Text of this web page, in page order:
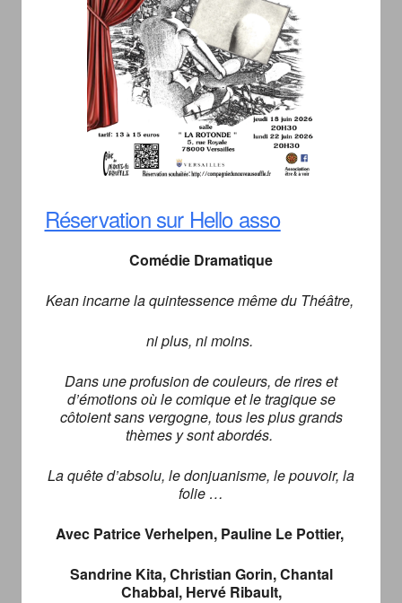
Réservation sur Hello asso
Comédie Dramatique
Kean incarne la quintessence même du Théâtre,
ni plus, ni moins.
Dans une profusion de couleurs, de rires et
d’émotions où le comique et le tragique se
côtoient sans vergogne, tous les plus grands
thèmes y sont abordés.
La quête d’absolu, le donjuanisme, le pouvoir, la
folie …
Avec Patrice Verhelpen, Pauline Le Pottier,
Sandrine Kita, Christian Gorin, Chantal
Chabbal, Hervé Ribault,